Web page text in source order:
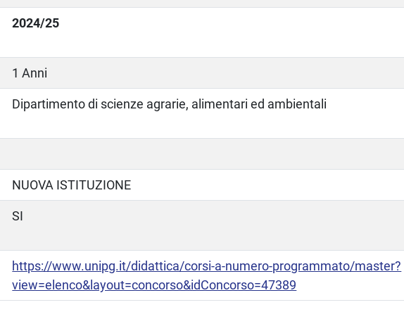
2024/25
1 Anni
Dipartimento di scienze agrarie, alimentari ed ambientali
NUOVA ISTITUZIONE
SI
https://www.unipg.it/didattica/corsi-a-numero-programmato/master?
view=elenco&layout=concorso&idConcorso=47389